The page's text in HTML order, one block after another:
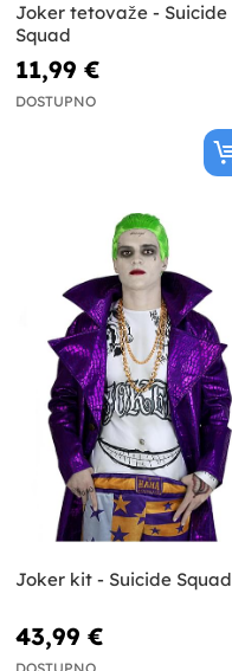
Joker tetovaže - Suicide
Squad
11,99 €
DOSTUPNO
Joker kit - Suicide Squad
43,99 €